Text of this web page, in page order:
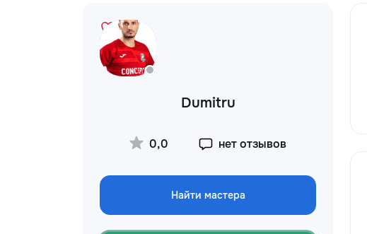
Dumitru
0,0 нет отзывов
Найти мастера